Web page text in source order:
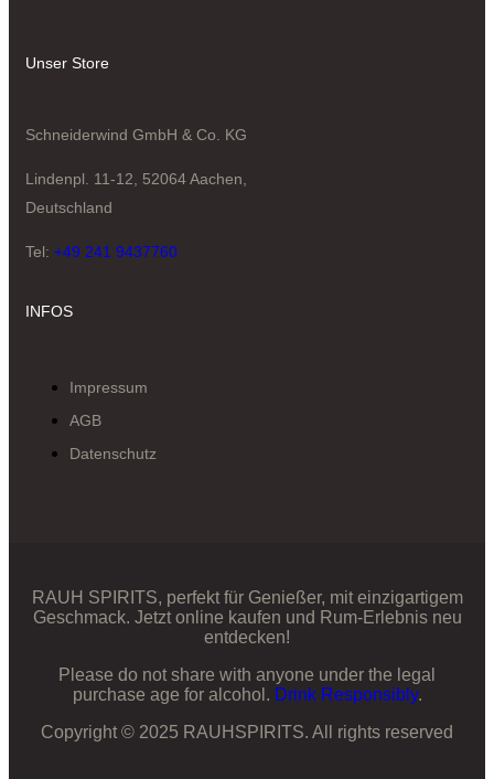
Unser Store
Schneiderwind GmbH & Co. KG
Lindenpl. 11-12, 52064 Aachen,
Deutschland
Tel: +49 241 9437760
INFOS
Impressum
AGB
Datenschutz
RAUH SPIRITS, perfekt für Genießer, mit einzigartigem
Geschmack. Jetzt online kaufen und Rum-Erlebnis neu
entdecken!
Please do not share with anyone under the legal
purchase age for alcohol. Drink Responsibly.
Copyright © 2025 RAUHSPIRITS. All rights reserved